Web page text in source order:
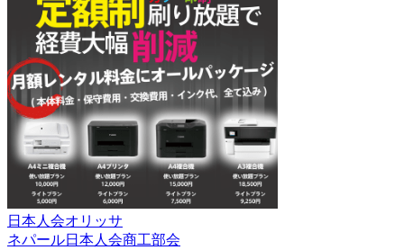
投
日本人会オリッサ
ネパール日本人会商工部会